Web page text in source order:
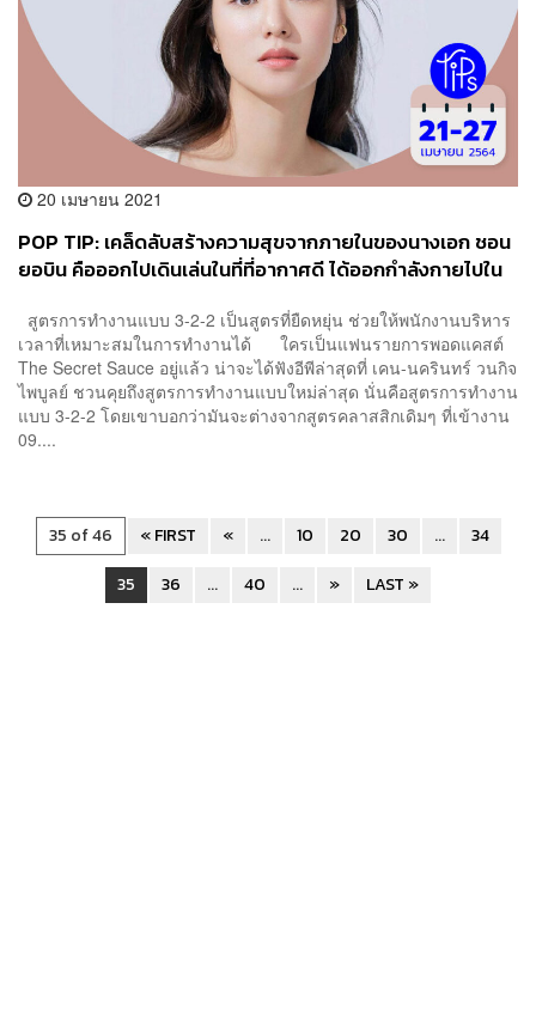
20 เมษายน 2021
POP TIP: เคล็ดลับสร้างความสุขจากภายในของนางเอก ชอน
ยอบิน คือออกไปเดินเล่นในที่ที่อากาศดี ได้ออกกำลังกายไปใน
สูตรการทำงานแบบ 3-2-2 เป็นสูตรที่ยืดหยุ่น ช่วยให้พนักงานบริหาร
เวลาที่เหมาะสมในการทำงานได้ ใครเป็นแฟนรายการพอดแคสต์
The Secret Sauce อยู่แล้ว น่าจะได้ฟังอีพีล่าสุดที่ เคน-นครินทร์ วนกิจ
ไพบูลย์ ชวนคุยถึงสูตรการทำงานแบบใหม่ล่าสุด นั่นคือสูตรการทำงาน
แบบ 3-2-2 โดยเขาบอกว่ามันจะต่างจากสูตรคลาสสิกเดิมๆ ที่เข้างาน
09....
35 of 46 « FIRST « ... 10 20 30 ...
34
35
36 ... 40 ... » LAST »